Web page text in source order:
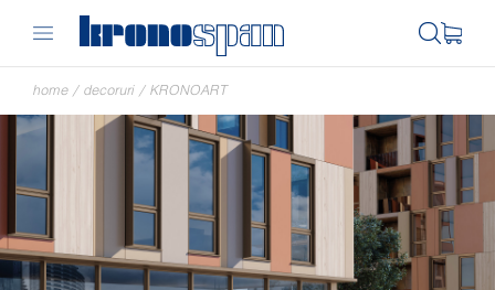
home / decoruri / KRONOART